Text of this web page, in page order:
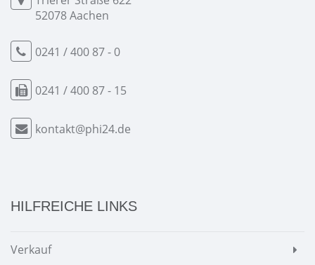
52078 Aachen
0241 / 400 87 - 0
0241 / 400 87 - 15
kontakt@phi24.de
HILFREICHE LINKS
Verkauf